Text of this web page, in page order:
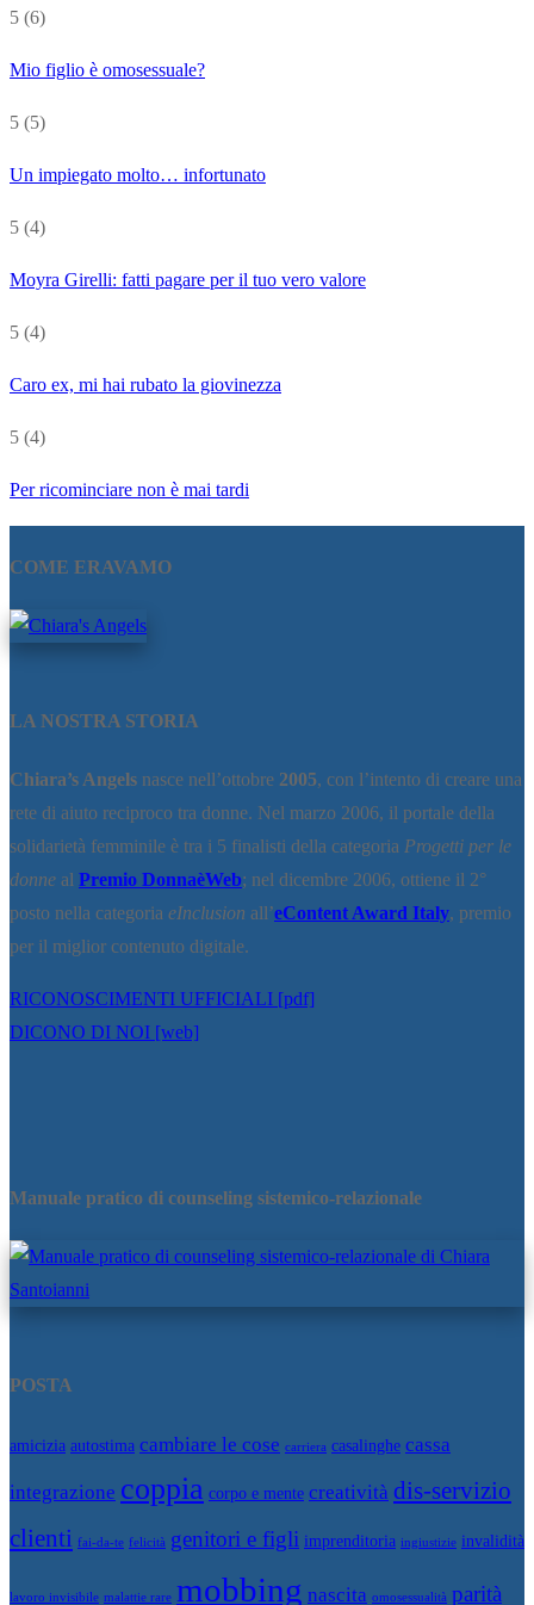
5 (6)
Mio figlio è omosessuale?
5 (5)
Un impiegato molto… infortunato
5 (4)
Moyra Girelli: fatti pagare per il tuo vero valore
5 (4)
Caro ex, mi hai rubato la giovinezza
5 (4)
Per ricominciare non è mai tardi
COME ERAVAMO
LA NOSTRA STORIA
Chiara’s Angels nasce nell’ottobre 2005, con l’intento di creare una
rete di aiuto reciproco tra donne. Nel marzo 2006, il portale della
solidarietà femminile è tra i 5 finalisti della categoria Progetti per le
donne al Premio DonnaèWeb; nel dicembre 2006, ottiene il 2°
posto nella categoria eInclusion all’eContent Award Italy, premio
per il miglior contenuto digitale.
RICONOSCIMENTI UFFICIALI [pdf]
DICONO DI NOI [web]
Manuale pratico di counseling sistemico-relazionale
POSTA
amicizia autostima cambiare le cose carriera casalinghe cassa
integrazione coppia corpo e mente creatività dis-servizio
clienti fai-da-te felicità genitori e figli imprenditoria ingiustizie invalidità
lavoro invisibile malattie rare mobbing nascita omosessualità parità